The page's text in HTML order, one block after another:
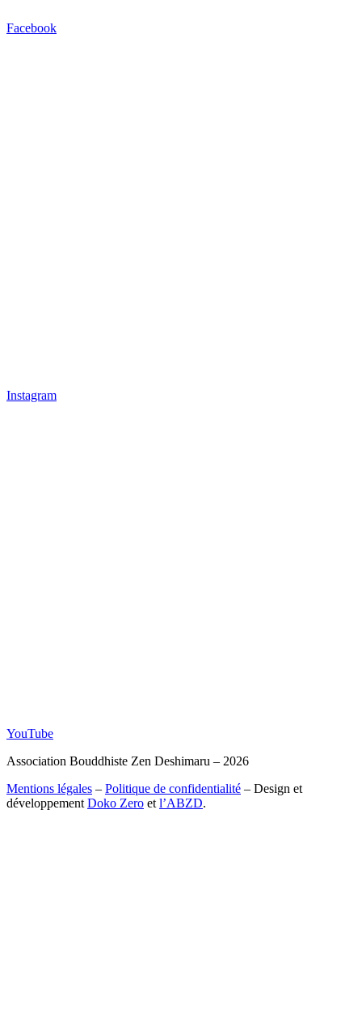
Facebook
Instagram
YouTube
Association Bouddhiste Zen Deshimaru – 2026
Mentions légales – Politique de confidentialité – Design et
développement Doko Zero et l’ABZD.